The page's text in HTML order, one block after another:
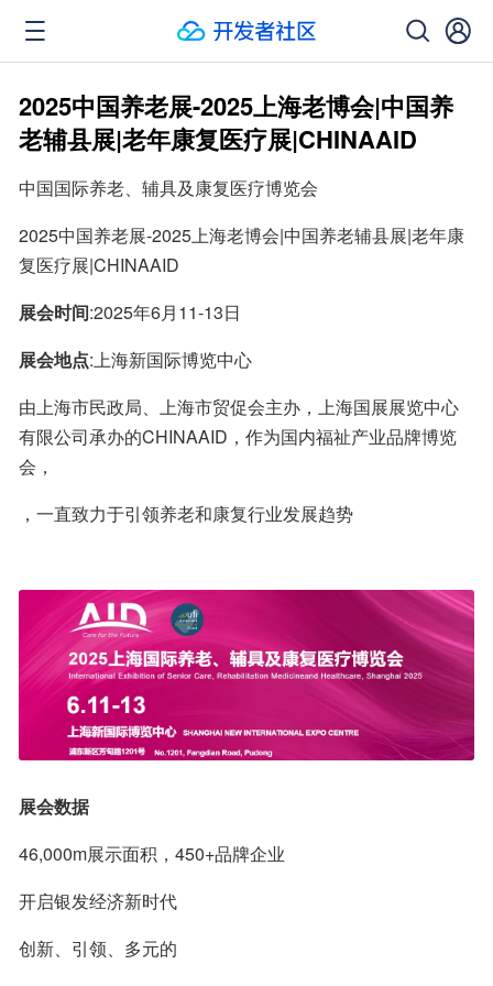
2025中国养老展-2025上海老博会|中国养
老辅县展|老年康复医疗展|CHINAAID
中国国际养老、辅具及康复医疗博览会
2025中国养老展-2025上海老博会|中国养老辅县展|老年康
复医疗展|CHINAAID
展会时间:2025年6月11-13日
展会地点:上海新国际博览中心
由上海市民政局、上海市贸促会主办，上海国展展览中心
有限公司承办的CHINAAID，作为国内福祉产业品牌博览
会，
，一直致力于引领养老和康复行业发展趋势
展会数据
46,000m展示面积，450+品牌企业
开启银发经济新时代
创新、引领、多元的